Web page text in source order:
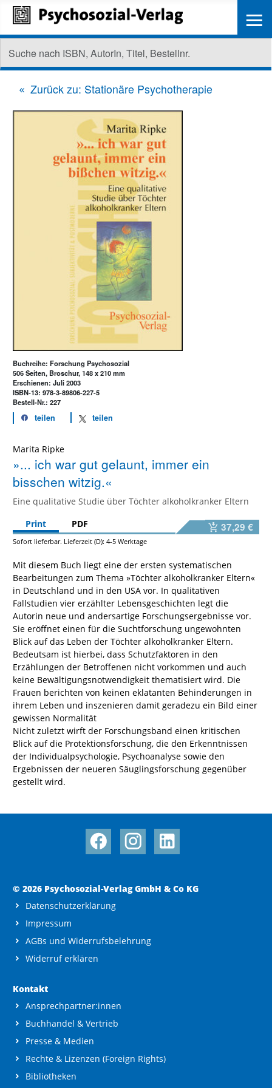
Zurück zu: Stationäre Psychotherapie
Buchreihe: Forschung Psychosozial
506 Seiten, Broschur, 148 x 210 mm
Erschienen: Juli 2003
ISBN-13: 978-3-89806-227-5
Bestell-Nr.: 227
teilen teilen
Marita Ripke
»... ich war gut gelaunt, immer ein
bisschen witzig.«
Eine qualitative Studie über Töchter alkoholkranker Eltern
Print
PDF 37,29 €
Sofort lieferbar. Lieferzeit (D): 4-5 Werktage
Mit diesem Buch liegt eine der ersten systematischen
Bearbeitungen zum Thema »Töchter alkoholkranker Eltern«
in Deutschland und in den USA vor. In qualitativen
Fallstudien vier erzählter Lebensgeschichten legt die
Autorin neue und andersartige Forschungsergebnisse vor.
Sie eröffnet einen für die Suchtforschung ungewohnten
Blick auf das Leben der Töchter alkoholkranker Eltern.
Bedeutsam ist hierbei, dass Schutzfaktoren in den
Erzählungen der Betroffenen nicht vorkommen und auch
keine Bewältigungsnotwendigkeit thematisiert wird. Die
Frauen berichten von keinen eklatanten Behinderungen in
ihrem Leben und inszenieren damit geradezu ein Bild einer
gewissen Normalität
Nicht zuletzt wirft der Forschungsband einen kritischen
Blick auf die Protektionsforschung, die den Erkenntnissen
der Individualpsychologie, Psychoanalyse sowie den
Ergebnissen der neueren Säuglingsforschung gegenüber
gestellt wird.
© 2026 Psychosozial-Verlag GmbH & Co KG
Datenschutzerklärung
Impressum
AGBs und Widerrufsbelehrung
Widerruf erklären
Kontakt
Ansprechpartner:innen
Buchhandel & Vertrieb
Presse & Medien
Rechte & Lizenzen (Foreign Rights)
Bibliotheken
≡